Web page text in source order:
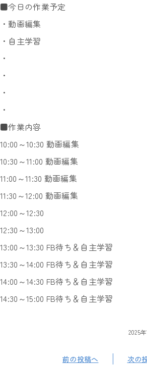
■今日の作業予定
・動画編集
・自主学習
・
・
・
・
■作業内容
10:00～10:30 動画編集
10:30～11:00 動画編集
11:00～11:30 動画編集
11:30～12:00 動画編集
12:00～12:30
12:30～13:00
13:00～13:30 FB待ち＆自主学習
13:30～14:00 FB待ち＆自主学習
14:00～14:30 FB待ち＆自主学習
14:30～15:00 FB待ち＆自主学習
2025
前の投稿へ 次の